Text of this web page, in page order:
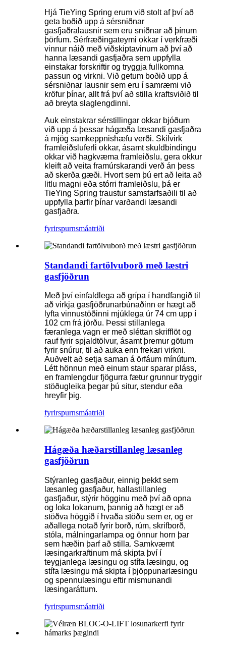
Hjá TieYing Spring erum við stolt af því að
geta boðið upp á sérsniðnar
gasfjaðralausnir sem eru sniðnar að þínum
þörfum. Sérfræðingateymi okkar í verkfræði
vinnur náið með viðskiptavinum að því að
hanna læsandi gasfjaðra sem uppfylla
einstakar forskriftir og tryggja fullkomna
passun og virkni. Við getum boðið upp á
sérsniðnar lausnir sem eru í samræmi við
kröfur þínar, allt frá því að stilla kraftsviðið til
að breyta slaglengdinni.
Auk einstakrar sérstillingar okkar bjóðum
við upp á þessar hágæða læsandi gasfjaðra
á mjög samkeppnishæfu verði. Skilvirk
framleiðsluferli okkar, ásamt skuldbindingu
okkar við hagkvæma framleiðslu, gera okkur
kleift að veita framúrskarandi verð án þess
að skerða gæði. Hvort sem þú ert að leita að
litlu magni eða stórri framleiðslu, þá er
TieYing Spring traustur samstarfsaðili til að
uppfylla þarfir þínar varðandi læsandi
gasfjaðra.
fyrirspurnsmáatriði
Standandi fartölvuborð með læstri
gasfjöðrun
Með því einfaldlega að grípa í handfangið til
að virkja gasfjöðrunarbúnaðinn er hægt að
lyfta vinnustöðinni mjúklega úr 74 cm upp í
102 cm frá jörðu. Þessi stillanlega
færanlega vagn er með sléttan skrifflöt og
rauf fyrir spjaldtölvur, ásamt þremur götum
fyrir snúrur, til að auka enn frekari virkni.
Auðvelt að setja saman á örfáum mínútum.
Létt hönnun með einum staur sparar pláss,
en framlengdur fjögurra fætur grunnur tryggir
stöðugleika þegar þú situr, stendur eða
hreyfir þig.
fyrirspurnsmáatriði
Hágæða hæðarstillanleg læsanleg
gasfjöðrun
Stýranleg gasfjaður, einnig þekkt sem
læsanleg gasfjaður, hallastillanleg
gasfjaður, stýrir högginu með því að opna
og loka lokanum, þannig að hægt er að
stöðva höggið í hvaða stöðu sem er, og er
aðallega notað fyrir borð, rúm, skrifborð,
stóla, málningarlampa og önnur horn þar
sem hæðin þarf að stilla. Samkvæmt
læsingarkraftinum má skipta því í
teygjanlega læsingu og stífa læsingu, og
stífa læsingu má skipta í þjöppunarlæsingu
og spennulæsingu eftir mismunandi
læsingaráttum.
fyrirspurnsmáatriði